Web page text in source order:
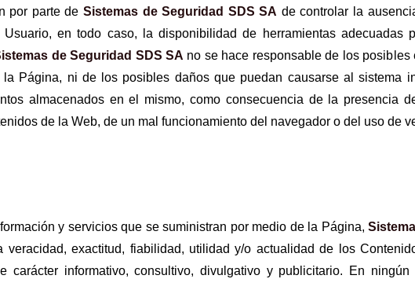
por parte de Sistemas de Seguridad SDS SA de controlar la
en todo caso, la disponibilidad de herramientas adecuadas
de Seguridad SDS SA no se hace responsable de los
Página, ni de los posibles daños que puedan causarse al sistema
almacenados en el mismo, como consecuencia de la presencia
de la Web, de un mal funcionamiento del navegador o del uso de
y servicios que se suministran por medio de la Página,
veracidad, exactitud, fiabilidad, utilidad y/o actualidad de los
carácter informativo, consultivo, divulgativo y publicitario. En